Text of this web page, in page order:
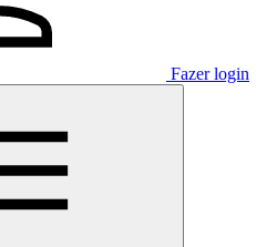
Fazer login